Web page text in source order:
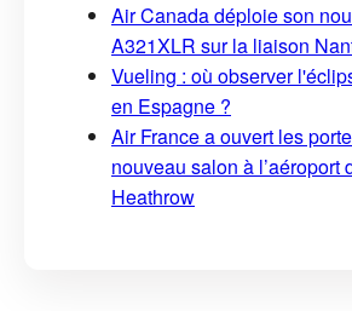
Air Canada déploie son
A321XLR sur la liaison
Vueling : où observer
en Espagne ?
Air France a ouvert les
nouveau salon à l’aéroport
Heathrow